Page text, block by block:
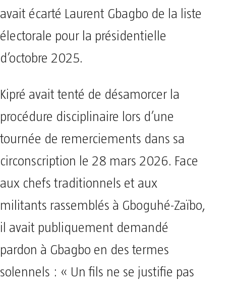
avait écarté Laurent Gbagbo de la liste
électorale pour la présidentielle
d’octobre 2025.
Kipré avait tenté de désamorcer la
procédure disciplinaire lors d’une
tournée de remerciements dans sa
circonscription le 28 mars 2026. Face
aux chefs traditionnels et aux
militants rassemblés à Gboguhé-Zaïbo,
il avait publiquement demandé
pardon à Gbagbo en des termes
solennels : « Un fils ne se justifie pas